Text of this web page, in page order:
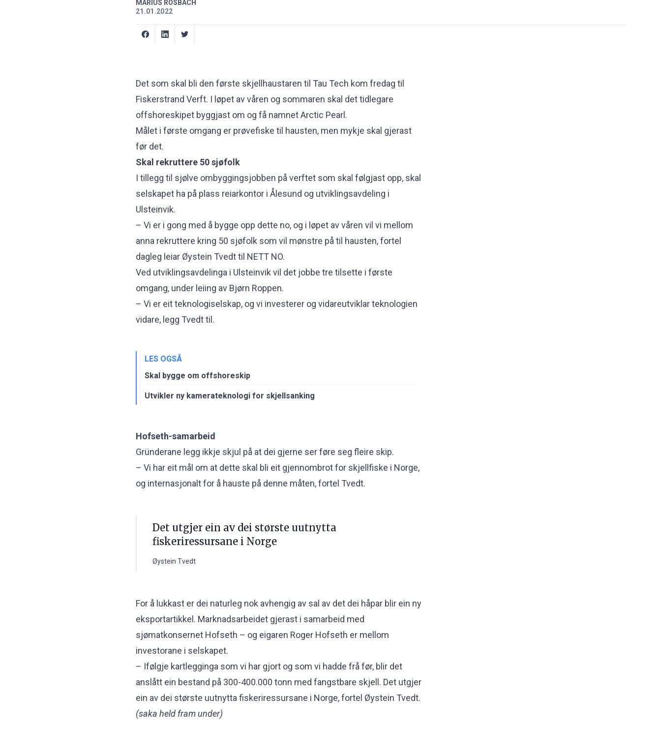
MARIUS ROSBACH
21.01.2022
Det som skal bli den første skjellhaustaren til Tau Tech kom fredag til
Fiskerstrand Verft. I løpet av våren og sommaren skal det tidlegare
offshoreskipet byggjast om og få namnet Arctic Pearl.
Målet i første omgang er prøvefiske til hausten, men mykje skal gjerast
før det.
Skal rekruttere 50 sjøfolk
I tillegg til sjølve ombyggingsjobben på verftet som skal følgjast opp, skal
selskapet ha på plass reiarkontor i Ålesund og utviklingsavdeling i
Ulsteinvik.
– Vi er i gong med å bygge opp dette no, og i løpet av våren vil vi mellom
anna rekruttere kring 50 sjøfolk som vil mønstre på til hausten, fortel
dagleg leiar Øystein Tvedt til NETT NO.
Ved utviklingsavdelinga i Ulsteinvik vil det jobbe tre tilsette i første
omgang, under leiing av Bjørn Roppen.
– Vi er eit teknologiselskap, og vi investerer og vidareutviklar teknologien
vidare, legg Tvedt til.
LES OGSÅ
Skal bygge om offshoreskip
Utvikler ny kamerateknologi for skjellsanking
Hofseth-samarbeid
Gründerane legg ikkje skjul på at dei gjerne ser føre seg fleire skip.
– Vi har eit mål om at dette skal bli eit gjennombrot for skjellfiske i Norge,
og internasjonalt for å hauste på denne måten, fortel Tvedt.
Det utgjer ein av dei største uutnytta
fiskeriressursane i Norge
Øystein Tvedt
For å lukkast er dei naturleg nok avhengig av sal av det dei håpar blir ein ny
eksportartikkel. Marknadsarbeidet gjerast i samarbeid med
sjømatkonsernet Hofseth – og eigaren Roger Hofseth er mellom
investorane i selskapet.
– Ifølgje kartlegginga som vi har gjort og som vi hadde frå før, blir det
anslått ein bestand på 300-400.000 tonn med fangstbare skjell. Det utgjer
ein av dei største uutnytta fiskeriressursane i Norge, fortel Øystein Tvedt.
(saka held fram under)